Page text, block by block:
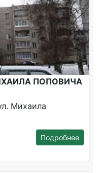
ПОПОВИЧА
Михаила
Подробнее